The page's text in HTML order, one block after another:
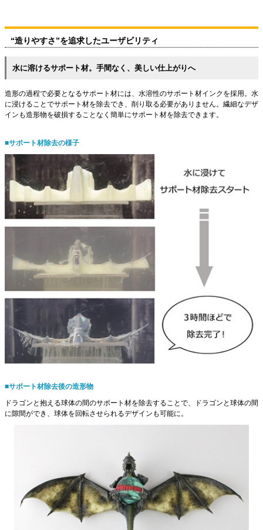
“造りやすさ”を追求したユーザビリティ
水に溶けるサポート材。手間なく、美しい仕上がりへ
造形の過程で必要となるサポート材には、水溶性のサポート材インクを採用。水
に浸けることでサポート材を除去でき、削り取る必要がありません。繊細なデザ
インも造形物を破損することなく簡単にサポート材を除去できます。
■サポート材除去の様子
■サポート材除去後の造形物
ドラゴンと抱える球体の間のサポート材を除去することで、ドラゴンと球体の間
に隙間ができ、球体を回転させられるデザインも可能に。